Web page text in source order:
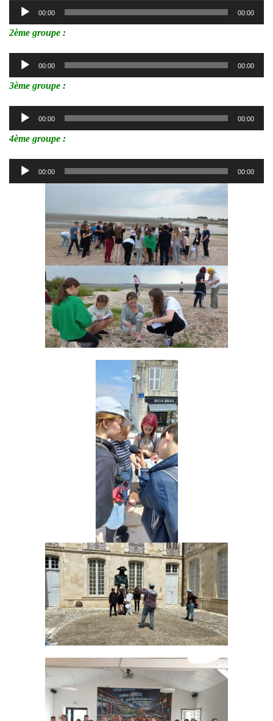
Lecteur
audio
00:00 00:00
2ème groupe :
Lecteur
audio
00:00 00:00
3ème groupe :
Lecteur
audio
00:00 00:00
4ème groupe :
Lecteur
audio
00:00 00:00